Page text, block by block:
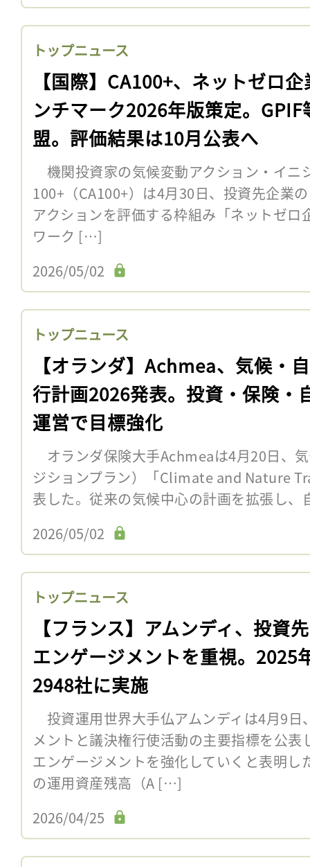
トップニュース
【国際】CA100+、ネットゼロ
ンチマーク2026年版策定。GPIF
盟。評価結果は10月公表へ
機関投資家の気候変動アクション・イ
100+（CA100+）は4月30日、投資先企業
アクションを評価する枠組み「ネットゼロ
ワーク […]
2026/05/02
トップニュース
【オランダ】Achmea、気候・
行計画2026発表。投資・保険・
運営で目標強化
オランダ保険大手Achmeaは4月20日、
ジションプラン）「Climate and Nature
表した。従来の気候中心の計画を拡張し
2026/05/02
トップニュース
【フランス】アムンディ、投資
エンゲージメントを重視。2025
2948社に実施
投資運用世界大手仏アムンディは4月9日
メントと議決権行使活動の主要指標を公表
エンゲージメントを強化していくと表明
の運用資産残高（A […]
2026/04/25